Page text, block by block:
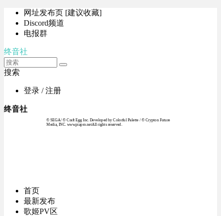
网址发布页 [建议收藏]
Discord频道
电报群
终音社
搜索
登录 / 注册
终音社
© SEGA / © Craft Egg Inc. Developed by Colorful Palette / © Crypton Future
Media, INC. www.piapro.netAll rights reserved.
首页
最新发布
歌姬PV区